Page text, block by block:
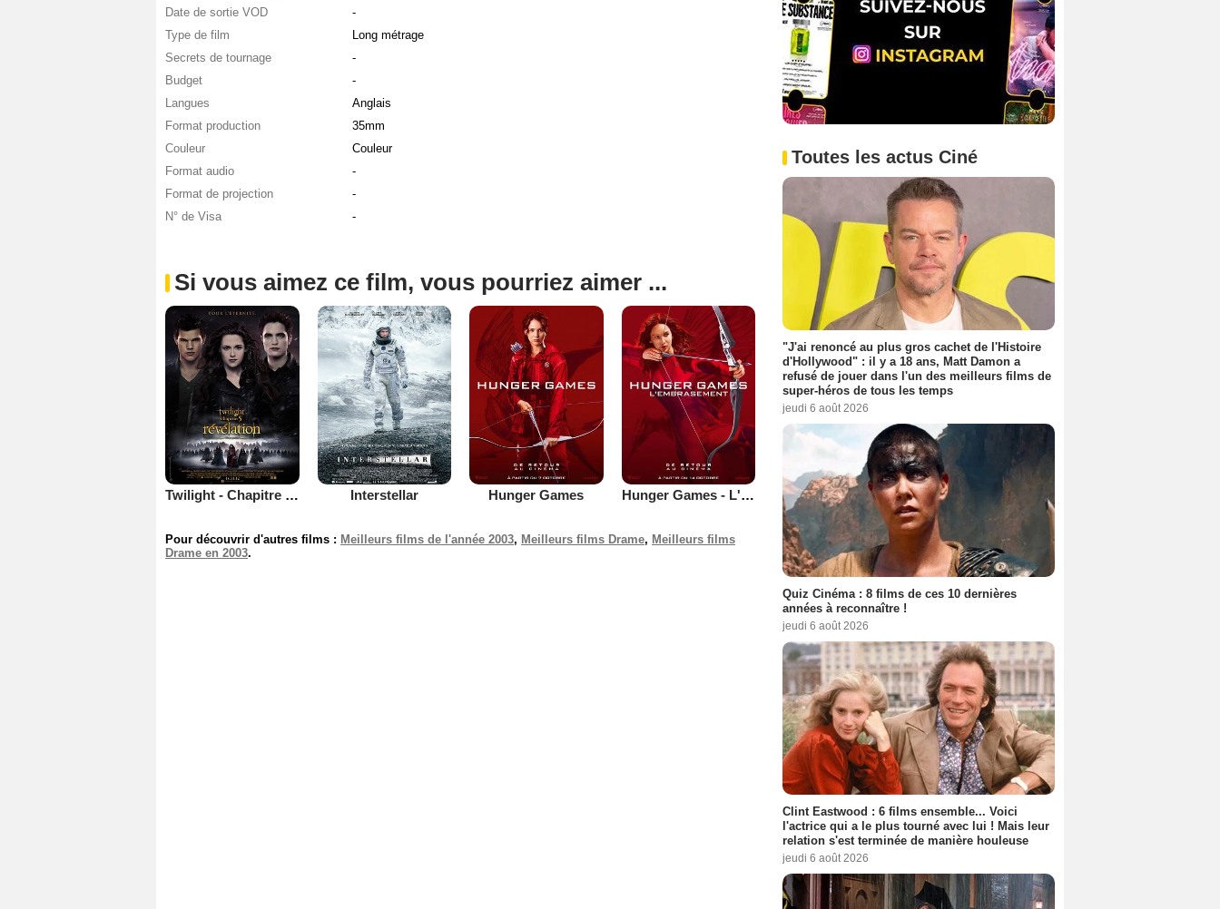
Date de sortie VOD
-
Type de film
Long métrage
Secrets de tournage
-
Budget
-
Langues
Anglais
Format production
35mm
Couleur
Couleur
Format audio
-
Format de projection
-
N° de Visa
-
Si vous aimez ce film, vous pourriez aimer ...
Twilight - Chapitre 5 : Révélation 2e partie Interstellar Hunger Games Hunger Games - L'embrasement
Pour découvrir d'autres films : Meilleurs films de l'année 2003, Meilleurs films Drame, Meilleurs films
Drame en 2003.
Toutes les actus Ciné
"J'ai renoncé au plus gros cachet de l'Histoire
d'Hollywood" : il y a 18 ans, Matt Damon a
refusé de jouer dans l'un des meilleurs films de
super-héros de tous les temps
jeudi 6 août 2026
Quiz Cinéma : 8 films de ces 10 dernières
années à reconnaître !
jeudi 6 août 2026
Clint Eastwood : 6 films ensemble... Voici
l'actrice qui a le plus tourné avec lui ! Mais leur
relation s'est terminée de manière houleuse
jeudi 6 août 2026